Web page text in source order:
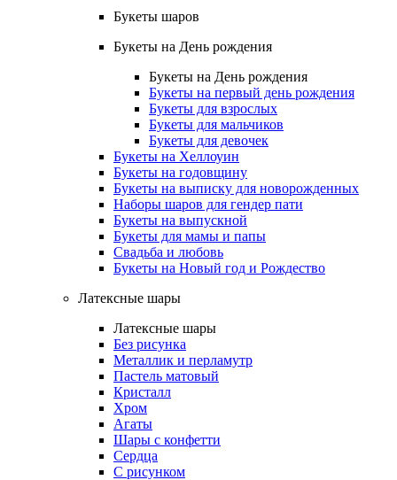
Букеты шаров
Букеты на День рождения
Букеты на День рождения
Букеты на первый день рождения
Букеты для взрослых
Букеты для мальчиков
Букеты для девочек
Букеты на Хеллоуин
Букеты на годовщину
Букеты на выписку для новорожденных
Наборы шаров для гендер пати
Букеты на выпускной
Букеты для мамы и папы
Свадьба и любовь
Букеты на Новый год и Рождество
Латексные шары
Латексные шары
Без рисунка
Металлик и перламутр
Пастель матовый
Кристалл
Хром
Агаты
Шары с конфетти
Сердца
С рисунком